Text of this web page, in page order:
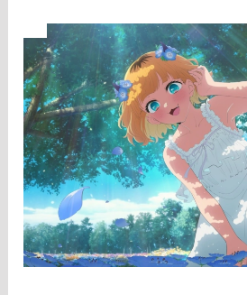
para
conteúdo